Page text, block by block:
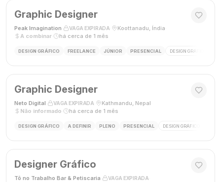
Graphic Designer
Peak Imagination VAGA EXPIRADA Koottanadu, Índia
A combinar
há cerca de 1 mês
DESIGN GRÁFICO FREELANCE JÚNIOR PRESENCIAL DESIGN GRÁFICO
Graphic Designer
Neto Digital VAGA EXPIRADA Kathmandu, Nepal
Não informado
há cerca de 1 mês
DESIGN GRÁFICO A DEFINIR PLENO PRESENCIAL DESIGN GRÁFICO
Designer Gráfico
Tô no Trabalho Bar & Petiscaria VAGA EXPIRADA